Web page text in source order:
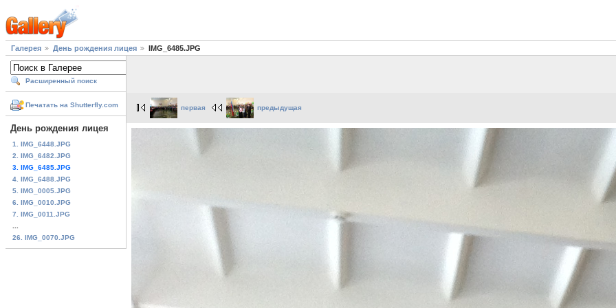
Галерея День рождения лицея IMG_6485.JPG
Расширенный поиск
Печатать на Shutterfly.com
День рождения лицея
1. IMG_6448.JPG
2. IMG_6482.JPG
3. IMG_6485.JPG
4. IMG_6488.JPG
5. IMG_0005.JPG
6. IMG_0010.JPG
7. IMG_0011.JPG
26. IMG_0070.JPG
первая предыдущая